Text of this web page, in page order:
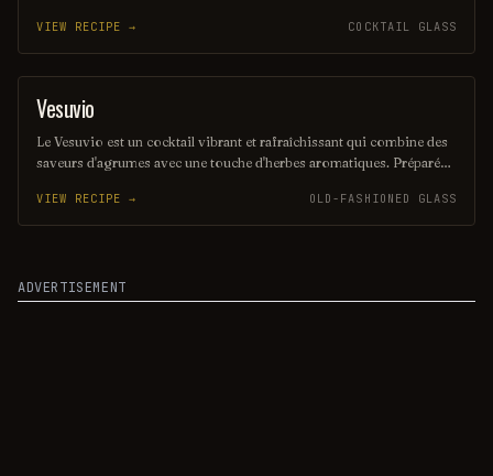
garniture de zeste d'orange, il évoque les paysages pittoresques des
Highlands écossais. Ce mélange harmonieux est parfait pour ceux
qui recherchent une expérience gustative unique et raffinée.
VIEW RECIPE → COCKTAIL GLASS
ORDINARY DRINK
Vesuvio
Le Vesuvio est un cocktail vibrant et rafraîchissant qui combine des
saveurs d'agrumes avec une touche d'herbes aromatiques. Préparé
évoque la chaleur et l'énergie du célèbre volcan italien. Servi sur
glace avec une garniture de zeste d'orange, il est parfait pour une
VIEW RECIPE → OLD-FASHIONED GLASS
ADVERTISEMENT